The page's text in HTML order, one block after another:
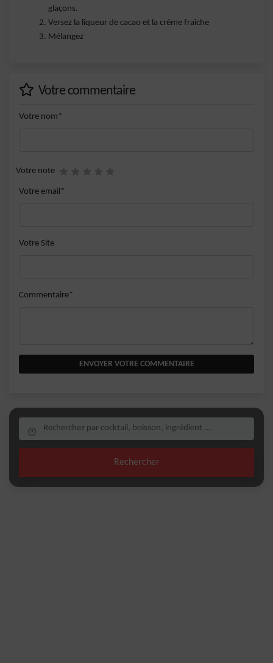
glaçons.
Versez la liqueur de cacao et la crème fraîche
Mélangez
Votre commentaire
Votre nom*
Votre note
Votre email*
Votre Site
Commentaire*
ENVOYER VOTRE COMMENTAIRE
Rechercher